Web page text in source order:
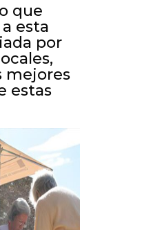
que
esta
por
mejores
estas